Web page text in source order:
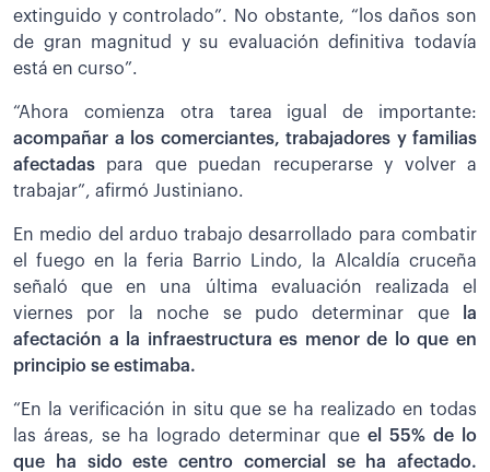
extinguido y controlado”. No obstante, “los daños son
de gran magnitud y su evaluación definitiva todavía
está en curso”.
“Ahora comienza otra tarea igual de importante:
acompañar a los comerciantes, trabajadores y familias
afectadas para que puedan recuperarse y volver a
trabajar”, afirmó Justiniano.
En medio del arduo trabajo desarrollado para combatir
el fuego en la feria Barrio Lindo, la Alcaldía cruceña
señaló que en una última evaluación realizada el
viernes por la noche se pudo determinar que
la
afectación a la infraestructura es menor de lo que en
principio se estimaba.
“En la verificación in situ que se ha realizado en todas
las áreas, se ha logrado determinar que el 55% de lo
que ha sido este centro comercial se ha afectado.